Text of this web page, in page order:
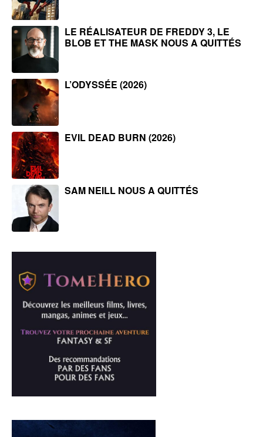
LE RÉALISATEUR DE FREDDY 3, LE
BLOB ET THE MASK NOUS A QUITTÉS
L’ODYSSÉE (2026)
EVIL DEAD BURN (2026)
SAM NEILL NOUS A QUITTÉS